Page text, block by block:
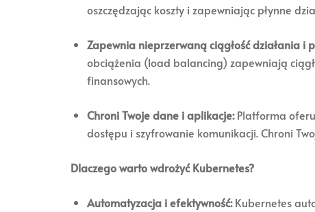
oszczędzając koszty i zapewniając płynne
Zapewnia nieprzerwaną ciągłość działania i
obciążenia (load balancing) zapewniają
finansowych.
Chroni Twoje dane i aplikacje:Platforma
dostępu i szyfrowanie komunikacji. Chroni
Dlaczego warto wdrożyć Kubernetes?
Automatyzacja i efektywność:Kubernetes